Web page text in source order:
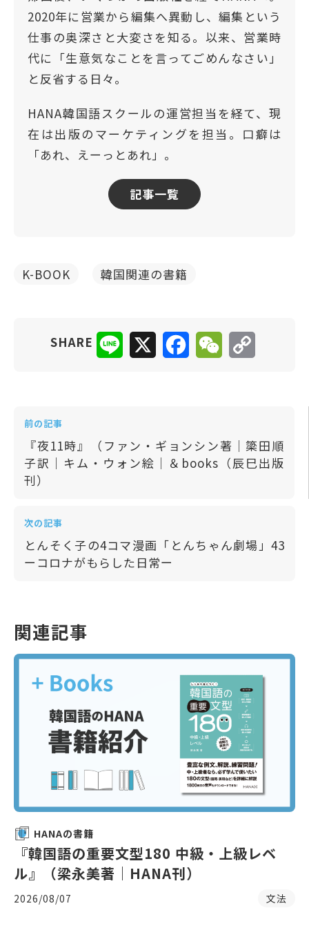
2020年に営業から編集へ異動し、編集という
仕事の奥深さと大変さを知る。以来、営業時
代に「生意気なことを言ってごめんなさい」
と反省する日々。
HANA韓国語スクールの運営担当を経て、現
在は出版のマーケティングを担当。口癖は
「あれ、えーっとあれ」。
記事一覧
K-BOOK 韓国関連の書籍
SHARE Line FacebookWeChat
前の記事
『夜11時』（ファン・ギョンシン著｜簗田順
子訳｜キム・ウォン絵｜＆books（辰巳出版
刊）
次の記事
とんそく子の4コマ漫画「とんちゃん劇場」43
ーコロナがもらした日常ー
関連記事
HANAの書籍
『韓国語の重要文型180 中級・上級レベ
ル』（梁永美著｜HANA刊）
2026/08/07 文法